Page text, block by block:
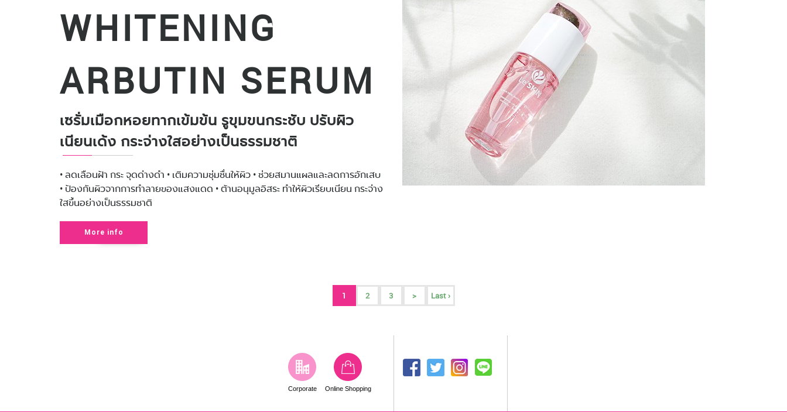
WHITENING
ARBUTIN SERUM
เซรั่มเมือกหอยทากเข้มข้น รูขุมขนกระชับ ปรับผิว
เนียนเด้ง กระจ่างใสอย่างเป็นธรรมชาติ
• ลดเลือนฝ้า กระ จุดด่างดำ • เติมความชุ่มชื่นให้ผิว • ช่วยสมานแผลและลดการอักเสบ
• ป้องกันผิวจากการทำลายของแสงแดด • ต้านอนุมูลอิสระ ทำให้ผิวเรียบเนียน กระจ่าง
ใสขึ้นอย่างเป็นธรรมชาติ
More info
1 2 3 > Last ›
Corporate Online Shopping